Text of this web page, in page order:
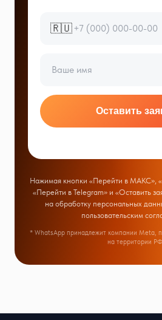
🇷🇺
Оставить
Нажимая кнопки «Перейти в МАКС»,
«Перейти в Telegram» и «Оставить
на обработку персональных
пользовательским
* WhatsApp принадлежит компании Meta,
на территории